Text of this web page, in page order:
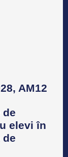
AM12
de
elevi în
de